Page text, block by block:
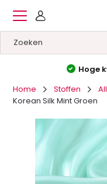
Home
Stoffen
Korean Silk Mint Groen